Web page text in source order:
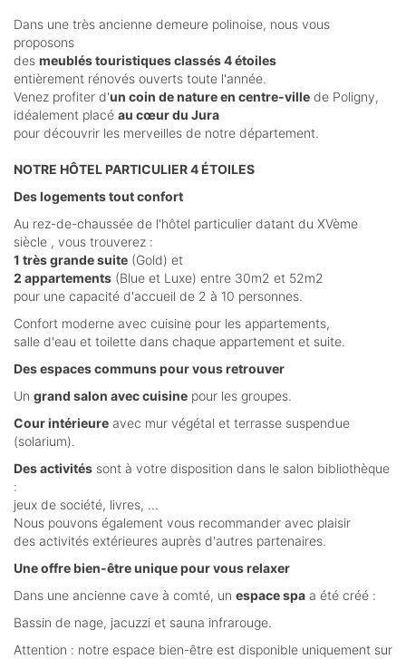
Dans une très ancienne demeure polinoise, nous vous
proposons
des meublés touristiques classés 4 étoiles
entièrement rénovés ouverts toute l'année.
Venez profiter d'un coin de nature en centre-ville de Poligny,
idéalement placé au cœur du Jura
pour découvrir les merveilles de notre département.
NOTRE HÔTEL PARTICULIER 4 ÉTOILES
Des logements tout confort
Au rez-de-chaussée de l'hôtel particulier datant du XVème
siècle , vous trouverez :
1 très grande suite (Gold) et
2 appartements (Blue et Luxe) entre 30m2 et 52m2
pour une capacité d'accueil de 2 à 10 personnes.
Confort moderne avec cuisine pour les appartements,
salle d'eau et toilette dans chaque appartement et suite.
Des espaces communs pour vous retrouver
Un grand salon avec cuisine pour les groupes.
Cour intérieure avec mur végétal et terrasse suspendue
(solarium).
Des activités sont à votre disposition dans le salon bibliothèque
:
jeux de société, livres, ...
Nous pouvons également vous recommander avec plaisir
des activités extérieures auprès d'autres partenaires.
Une offre bien-être unique pour vous relaxer
Dans une ancienne cave à comté, un espace spa a été créé :
Bassin de nage, jacuzzi et sauna infrarouge.
Attention : notre espace bien-être est disponible uniquement sur